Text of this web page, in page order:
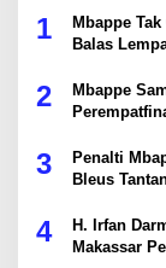
1
Mbappe
Balas
2
Mbappe
3
Penalti
Bleus
4
H. Irfan
Makassar